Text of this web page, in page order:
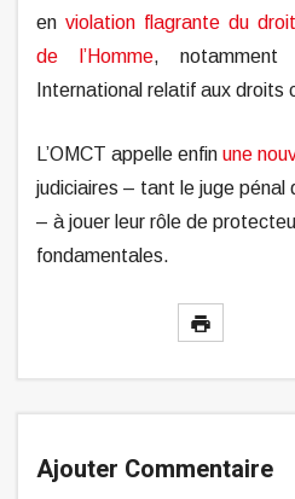
en violation flagrante du
de l’Homme,
International relatif aux droits
L’OMCT appelle enfin une
judiciaires – tant le juge pénal
– à jouer leur rôle de
fondamentales.
Ajouter Commentaire